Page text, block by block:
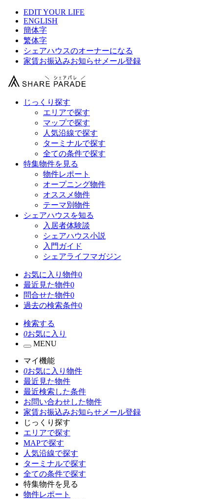
EDIT YOUR LIFE
ENGLISH
簡体字
繁体字
シェアハウスのオーナーになる
家賃お振込みお知らせメール登録
じっくり探す
エリアで探す
マップで探す
人気沿線で探す
ターミナルで探す
全ての条件で探す
特集物件を見る
物件レポート
オープニング物件
オススメ物件
テーマ別物件
シェアハウスを知る
入居者体験談
シェアハウス小説
入門ガイド
シェアライフマガジン
お気に入り物件0
最近見た物件0
問合せた物件0
過去の検索条件0
検索する
0お気に入り
MENU
マイ機能
0お気に入り物件
最近見た物件
最近検索した条件
お問い合わせした物件
家賃お振込みお知らせメール登録
じっくり探す
エリアで探す
MAPで探す
人気沿線で探す
ターミナルで探す
全ての条件で探す
特集物件を見る
物件レポート